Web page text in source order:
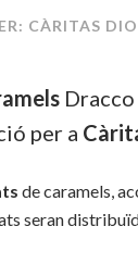
CÀRITAS
per a
de caramels,
seran